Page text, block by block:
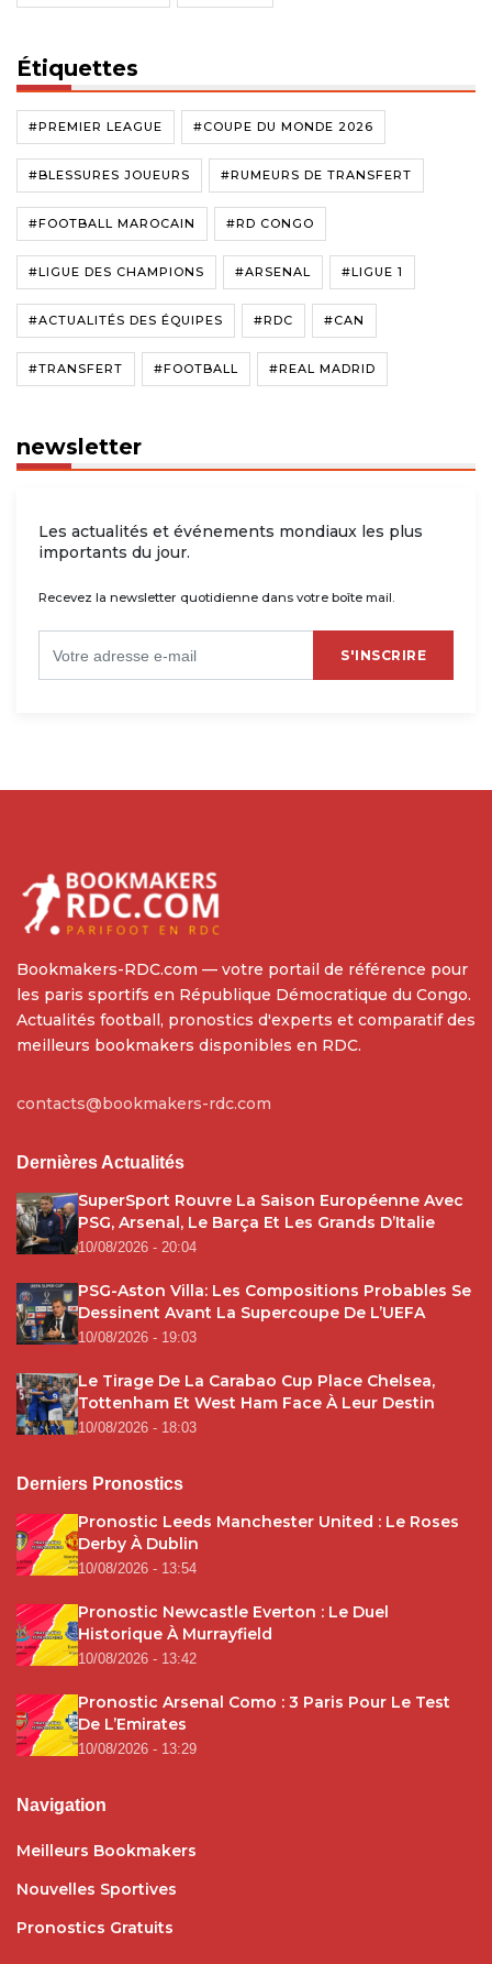
Étiquettes
#PREMIER LEAGUE #COUPE DU MONDE 2026
#BLESSURES JOUEURS #RUMEURS DE TRANSFERT
#FOOTBALL MAROCAIN #RD CONGO
#LIGUE DES CHAMPIONS #ARSENAL #LIGUE 1
#ACTUALITÉS DES ÉQUIPES #RDC #CAN
#TRANSFERT #FOOTBALL #REAL MADRID
newsletter
Les actualités et événements mondiaux les plus
importants du jour.
Recevez la newsletter quotidienne dans votre boîte mail.
S'INSCRIRE
Bookmakers-RDC.com — votre portail de référence pour
les paris sportifs en République Démocratique du Congo.
Actualités football, pronostics d'experts et comparatif des
meilleurs bookmakers disponibles en RDC.
contacts@bookmakers-rdc.com
Dernières Actualités
SuperSport Rouvre La Saison Européenne Avec
PSG, Arsenal, Le Barça Et Les Grands D’Italie
10/08/2026 - 20:04
PSG-Aston Villa: Les Compositions Probables Se
Dessinent Avant La Supercoupe De L’UEFA
10/08/2026 - 19:03
Le Tirage De La Carabao Cup Place Chelsea,
Tottenham Et West Ham Face À Leur Destin
10/08/2026 - 18:03
Derniers Pronostics
Pronostic Leeds Manchester United : Le Roses
Derby À Dublin
10/08/2026 - 13:54
Pronostic Newcastle Everton : Le Duel
Historique À Murrayfield
10/08/2026 - 13:42
Pronostic Arsenal Como : 3 Paris Pour Le Test
De L’Emirates
10/08/2026 - 13:29
Navigation
Meilleurs Bookmakers
Nouvelles Sportives
Pronostics Gratuits